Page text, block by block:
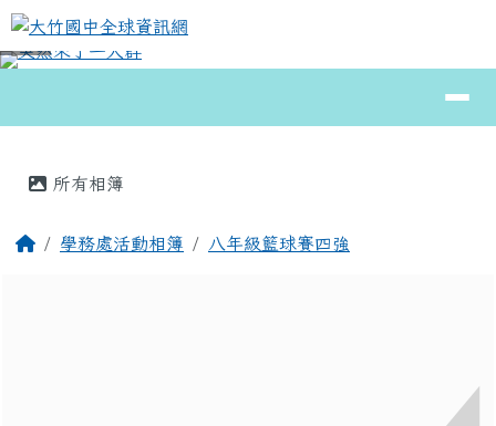
跳至主內容區
大竹國中全球資訊網
⏸
所有相簿
回首頁學務處活動相簿 八年級籃球賽四強